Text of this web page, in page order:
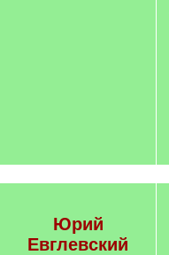
Юрий
Евглевский